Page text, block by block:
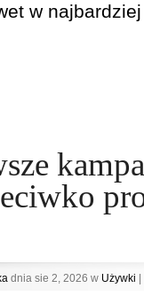
w
dnia sie 2, 2026 w Używki